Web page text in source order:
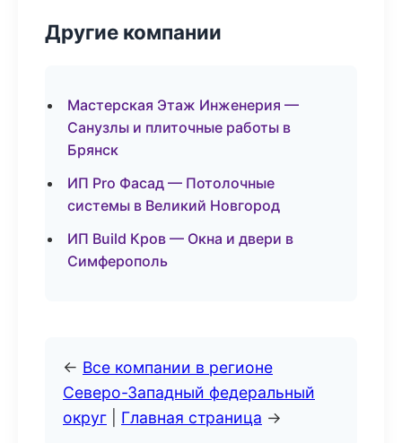
Другие компании
Мастерская Этаж Инженерия —
Санузлы и плиточные работы в
Брянск
ИП Pro Фасад — Потолочные
системы в Великий Новгород
ИП Build Кров — Окна и двери в
Симферополь
← Все компании в регионе
Северо-Западный федеральный
округ
Главная страница →